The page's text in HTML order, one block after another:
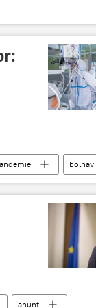
bolnavi
anunț